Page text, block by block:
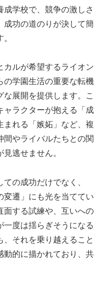
成学校で、競争の激しさ
成功の道のりが決して簡
カルが希望するライオン
の学園生活の重要な転機
展開を提供します。こ
ャラクターが抱える「成
まれる「嫉妬」など、複
間やライバルたちとの関
逃せません。
の成功だけでなく、
変遷」にも光を当ててい
面する試練や、互いへの
一度は揺らぎそうになる
それを乗り越えること
動的に描かれており、共